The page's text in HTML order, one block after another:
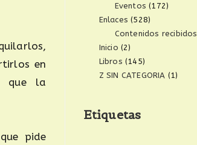
en
que la
pide
Eventos (172)
Enlaces (528)
Contenidos recibidos
Inicio (2)
Libros (145)
Z SIN CATEGORIA (1)
Etiquetas